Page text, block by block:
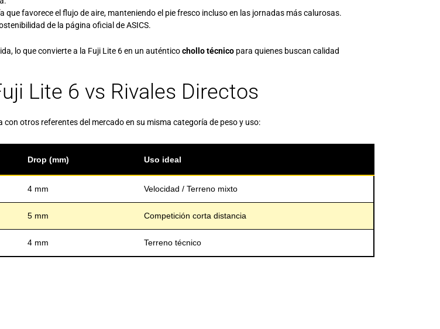
que favorece el flujo de aire, manteniendo el pie fresco incluso en las jornadas más calurosas.
de la página oficial de ASICS.
lo que convierte a la Fuji Lite 6 en un auténticochollo técnico para quienes buscan calidad
Lite 6 vs Rivales Directos
otros referentes del mercado en su misma categoría de peso y uso:
Drop (mm) Uso ideal
4 mm Velocidad / Terreno mixto
5 mm Competición corta distancia
4 mm Terreno técnico